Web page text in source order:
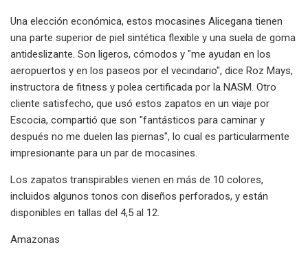
Una elección económica, estos mocasines Alicegana tienen
una parte superior de piel sintética flexible y una suela de goma
antideslizante. Son ligeros, cómodos y "me ayudan en los
aeropuertos y en los paseos por el vecindario", dice Roz Mays,
instructora de fitness y polea certificada por la NASM. Otro
cliente satisfecho, que usó estos zapatos en un viaje por
Escocia, compartió que son "fantásticos para caminar y
después no me duelen las piernas", lo cual es particularmente
impresionante para un par de mocasines.
Los zapatos transpirables vienen en más de 10 colores,
incluidos algunos tonos con diseños perforados, y están
disponibles en tallas del 4,5 al 12.
Amazonas